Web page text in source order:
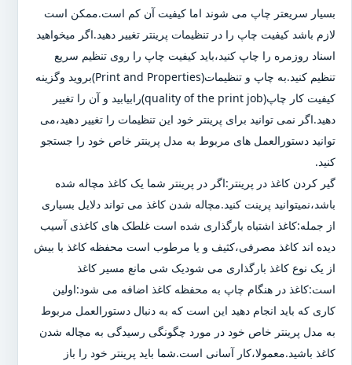
بسیار سریعتر چاپ می شوند اما کیفیت آن کم است.ممکن است
لازم باشد کیفیت چاپ را در تنظیمات پرینتر تغییر دهید.اگر میخواهید
اسناد روزمره را چاپ کنید،باید کیفیت چاپ را روی تنظیم سریع
تنظیم کنید.به چاپ و تنظیمات(Print and Properties)بروید وگزینه
کیفیت کار چاپ(quality of the print job)رابیابید و آن را تغییر
دهید.اگر نمی توانید برای پرینتر خود این تنظیمات را تغییر دهید،می
توانید دستورالعمل های مربوط به مدل پرینتر خاص خود را جستجو
کنید.
گیر کردن کاغذ در پرینتر:اگر در پرینتر شما یک کاغذ مچاله شده
باشد،نمیتوانید پرینت کنید.مچاله شدن کاغذ می تواند دلایل بسیاری
از جمله:کاغذ اشتباه بارگذاری شده است غلطک های کاغذی آسیب
دیده اند کاغذ مصرفی،کثیف و یا مرطوب است محفظه کاغذ با بیش
از یک نوع کاغذ بارگذاری می شودیک شی مانع مسیر کاغذ
است:کاغذ در هنگام چاپ به محفظه کاغذ اضافه می شود:اولین
کاری که باید انجام دهید این است که به دنبال دستورالعمل مربوط
به مدل پرینتر خاص خود در مورد چگونگی رسیدگی به مچاله شدن
کاغذ باشید.معمولا،کار آسانی است.شما باید پرینتر خود را باز